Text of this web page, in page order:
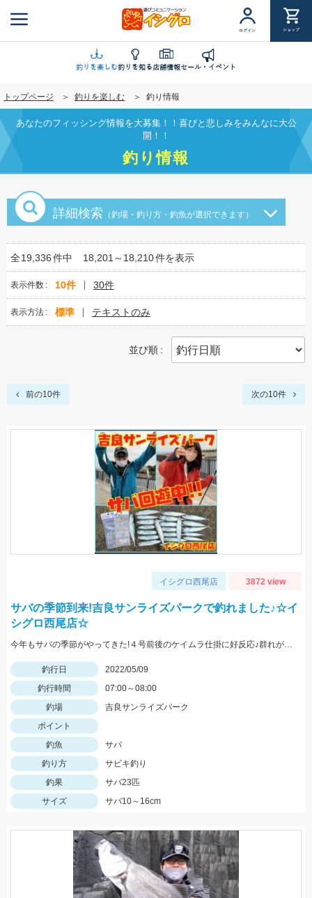
ン
に
移
動
ログイン ショップ
釣りを楽しむ釣りを知る店舗情報セール・イベント
トップページ 釣りを楽しむ 釣り情報
あなたのフィッシング情報を大募集！！喜びと悲しみをみんなに大公
開！！
釣り情報
詳細検索 （釣場・釣り方・釣魚が選択できます）
全19,336件中 18,201～18,210件を表示
表示件数 10件 30件
表示方法 標準 テキストのみ
並び順
前の10件 次の10件
イシグロ西尾店 3872 view
サバの季節到来!吉良サンライズパークで釣れました♪☆イ
シグロ西尾店☆
今年もサバの季節がやってきた!４号前後のケイムラ仕掛に好反応♪群れが小さい時はしっかりエサを撒こう!
釣行日
2022/05/09
釣行時間
07:00～08:00
釣場
吉良サンライズパーク
ポイント
釣魚
サバ
釣り方
サビキ釣り
釣果
サバ23匹
サイズ
サバ10～16cm